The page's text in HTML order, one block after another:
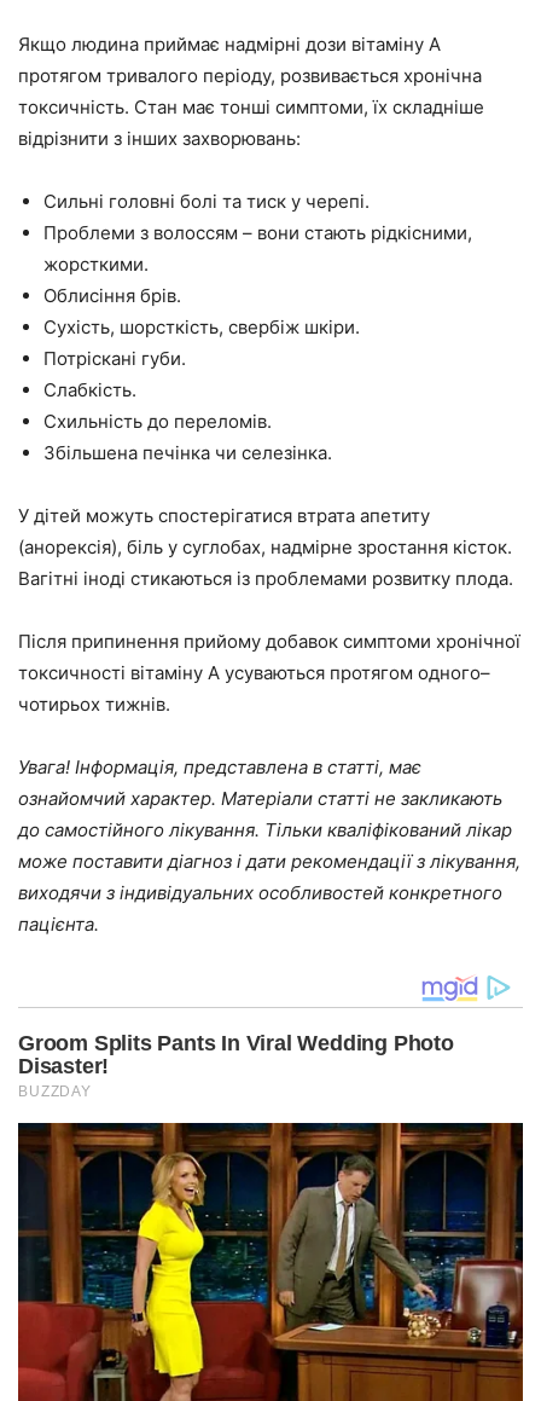
Якщо людина приймає надмірні дози вітаміну А
протягом тривалого періоду, розвивається хронічна
токсичність. Стан має тонші симптоми, їх складніше
відрізнити з інших захворювань:
Сильні головні болі та тиск у черепі.
Проблеми з волоссям – вони стають рідкісними,
жорсткими.
Облисіння брів.
Сухість, шорсткість, свербіж шкіри.
Потріскані губи.
Слабкість.
Схильність до переломів.
Збільшена печінка чи селезінка.
У дітей можуть спостерігатися втрата апетиту
(анорексія), біль у суглобах, надмірне зростання кісток.
Вагітні іноді стикаються із проблемами розвитку плода.
Після припинення прийому добавок симптоми хронічної
токсичності вітаміну А усуваються протягом одного–
чотирьох тижнів.
Увага! Інформація, представлена в статті, має
ознайомчий характер. Матеріали статті не закликають
до самостійного лікування. Тільки кваліфікований лікар
може поставити діагноз і дати рекомендації з лікування,
виходячи з індивідуальних особливостей конкретного
пацієнта.